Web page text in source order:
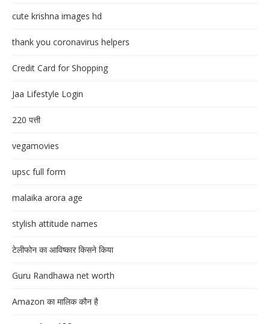
cute krishna images hd
thank you coronavirus helpers
Credit Card for Shopping
Jaa Lifestyle Login
220 पत्ती
vegamovies
upsc full form
malaika arora age
stylish attitude names
टेलीफोन का आविष्कार किसने किया
Guru Randhawa net worth
Amazon का मालिक कौन है